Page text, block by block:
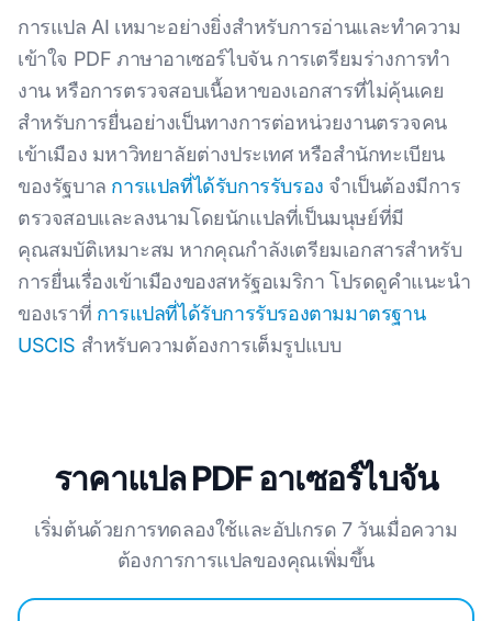
การแปล AI เหมาะอย่างยิ่งสําหรับการอ่านและทําความ
เข้าใจ PDF ภาษาอาเซอร์ไบจัน การเตรียมร่างการทํา
งาน หรือการตรวจสอบเนื้อหาของเอกสารที่ไม่คุ้นเคย
สําหรับการยื่นอย่างเป็นทางการต่อหน่วยงานตรวจคน
เข้าเมือง มหาวิทยาลัยต่างประเทศ หรือสํานักทะเบียน
ของรัฐบาล การแปลที่ได้รับการรับรอง จําเป็นต้องมีการ
ตรวจสอบและลงนามโดยนักแปลที่เป็นมนุษย์ที่มี
คุณสมบัติเหมาะสม หากคุณกําลังเตรียมเอกสารสําหรับ
การยื่นเรื่องเข้าเมืองของสหรัฐอเมริกา โปรดดูคําแนะนํา
ของเราที่ การแปลที่ได้รับการรับรองตามมาตรฐาน
USCIS สําหรับความต้องการเต็มรูปแบบ
ราคาแปล PDF อาเซอร์ไบจัน
เริ่มต้นด้วยการทดลองใช้และอัปเกรด 7 วันเมื่อความ
ต้องการการแปลของคุณเพิ่มขึ้น